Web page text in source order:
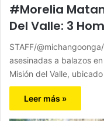
#Morelia
Del Valle: 3
STAFF/
asesinadas a balazos
Misión del Valle,
Leer más »